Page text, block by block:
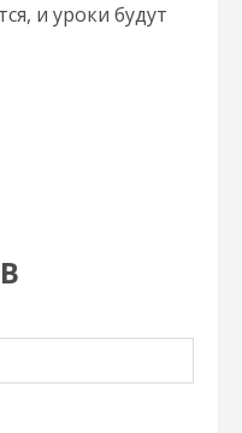
и уроки будут